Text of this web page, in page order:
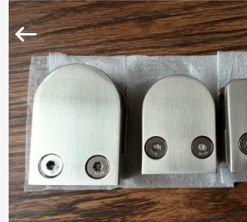
HOGAR
PRODUCTOS
SOBRE
NOSOTROS
2026
Qingdao
Compass
Hardware
Co.,
Ltd..
Rights
Reserved.